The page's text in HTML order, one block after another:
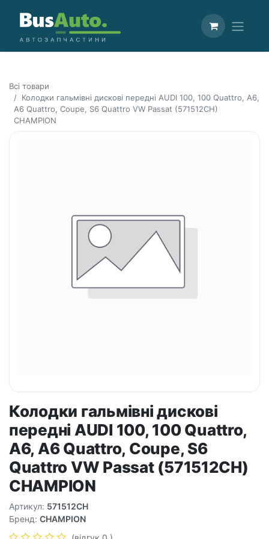
Всі товари
Колодки гальмівні дискові передні AUDI 100, 100 Quattro, A6,
A6 Quattro, Coupe, S6 Quattro VW Passat (571512CH)
CHAMPION
Колодки гальмівні дискові
передні AUDI 100, 100 Quattro,
A6, A6 Quattro, Coupe, S6
Quattro VW Passat (571512CH)
CHAMPION
Артикул: 571512CH
Бренд: CHAMPION